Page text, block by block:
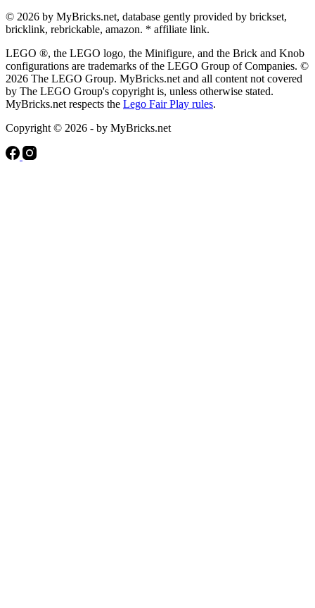
© 2026 by MyBricks.net, database gently provided by brickset,
bricklink, rebrickable, amazon. * affiliate link.
LEGO ®, the LEGO logo, the Minifigure, and the Brick and Knob
configurations are trademarks of the LEGO Group of Companies. ©
2026 The LEGO Group. MyBricks.net and all content not covered
by The LEGO Group's copyright is, unless otherwise stated.
MyBricks.net respects the Lego Fair Play rules.
Copyright © 2026 - by MyBricks.net